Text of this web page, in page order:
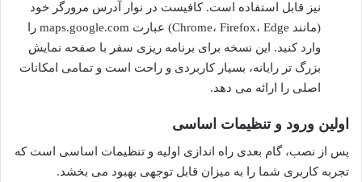
نیز قابل استفاده است. کافیست در نوار آدرس مرورگر خود
(مانند Chrome، Firefox، Edge) عبارت maps.google.com را
وارد کنید. این نسخه برای برنامه ریزی سفر با صفحه نمایش
بزرگ تر رایانه، بسیار کاربردی و راحت است و تمامی امکانات
اصلی را ارائه می دهد.
اولین ورود و تنظیمات اساسی
پس از نصب، گام بعدی راه اندازی اولیه و تنظیمات اساسی است که
تجربه کاربری شما را به میزان قابل توجهی بهبود می بخشد.